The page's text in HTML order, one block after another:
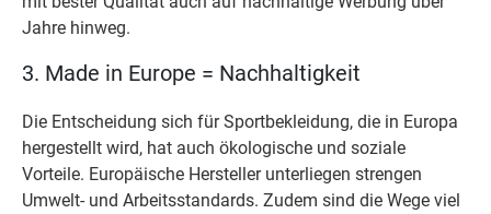
Jahre hinweg.
3. Made in Europe = Nachhaltigkeit
Die Entscheidung sich für Sportbekleidung, die in Europa
hergestellt wird, hat auch ökologische und soziale
Vorteile. Europäische Hersteller unterliegen strengen
Umwelt- und Arbeitsstandards. Zudem sind die Wege viel